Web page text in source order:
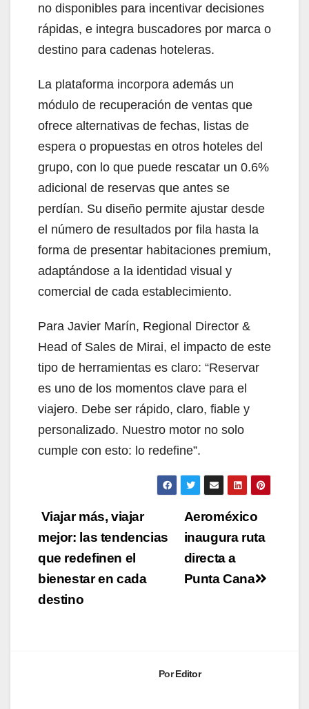
no disponibles para incentivar decisiones
rápidas, e integra buscadores por marca o
destino para cadenas hoteleras.
La plataforma incorpora además un
módulo de recuperación de ventas que
ofrece alternativas de fechas, listas de
espera o propuestas en otros hoteles del
grupo, con lo que puede rescatar un 0.6%
adicional de reservas que antes se
perdían. Su diseño permite ajustar desde
el número de resultados por fila hasta la
forma de presentar habitaciones premium,
adaptándose a la identidad visual y
comercial de cada establecimiento.
Para Javier Marín, Regional Director &
Head of Sales de Mirai, el impacto de este
tipo de herramientas es claro: “Reservar
es uno de los momentos clave para el
viajero. Debe ser rápido, claro, fiable y
personalizado. Nuestro motor no solo
cumple con esto: lo redefine”.
Navegación
de
entradas
Aeroméxico
inaugura ruta
directa a
Punta Cana
Viajar más, viajar
mejor: las tendencias
que redefinen el
bienestar en cada
destino
PorEditor